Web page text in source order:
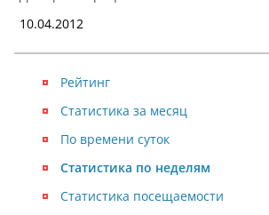
10.04.2012
Рейтинг
Статистика посещаемости
Статистика за месяц
По времени суток
Статистика по неделям